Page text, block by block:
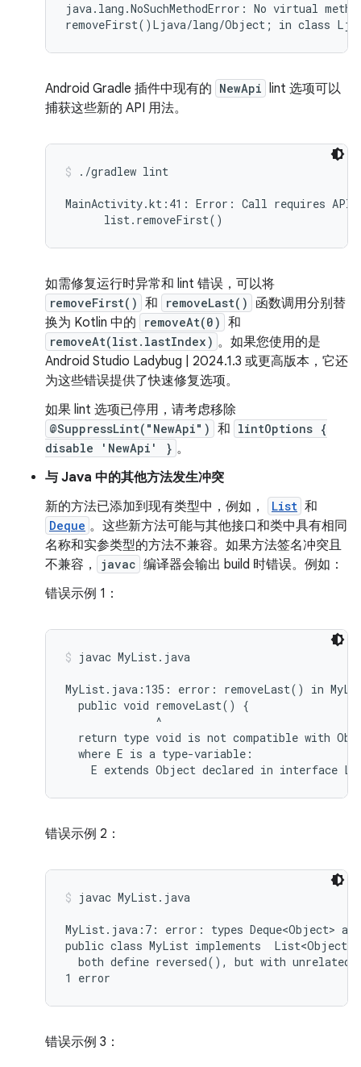
java.lang.NoSuchMethodError: No virtual
Android Gradle 插件中现有的 NewApi lint 选项可以
捕获这些新的 API 用法。
./gradlew lint
MainActivity.kt:41: Error: Call requires
如需修复运行时异常和 lint 错误，可以将
removeFirst() 和 removeLast()
函数调用分别替
换为 Kotlin 中的
removeAt(0) 和
removeAt(list.lastIndex) 。如果您使用的是
Android Studio Ladybug | 2024.1.3 或更高版本，它还
为这些错误提供了快速修复选项。
如果 lint 选项已停用，请考虑移除
@SuppressLint("NewApi") 和 lintOptions {
disable 'NewApi' } 。
与 Java 中的其他方法发生冲突
新的方法已添加到现有类型中，例如，
List 和
Deque 。这些新方法可能与其他接口和类中具有相同
名称和实参类型的方法不兼容。如果方法签名冲突且
不兼容，
javac 编译器会输出 build 时错误。例如：
错误示例 1：
javac MyList.java
MyList.java:135: error: removeLast() in
  public void removeLast() {
              ^
return type void is not compatible with
  where E is a type-variable:
错误示例 2：
javac MyList.java
MyList.java:7: error: types Deque<Object>
public class MyList implements  List<Object>,
both define reversed(), but with unrelated
错误示例 3：